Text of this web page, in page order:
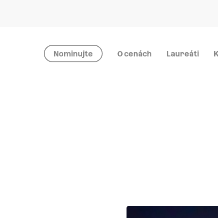
Nominujte O cenách Laureáti